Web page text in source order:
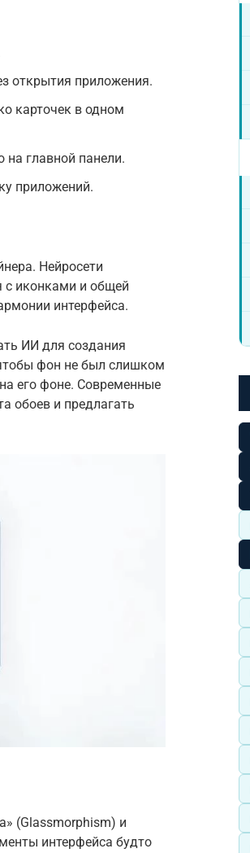
открытия приложения.
карточек в одном
главной панели.
приложений.
Нейросети
с иконками и общей
интерфейса.
ИИ для создания
фон не был слишком
его фоне. Современные
обоев и предлагать
(Glassmorphism) и
интерфейса будто